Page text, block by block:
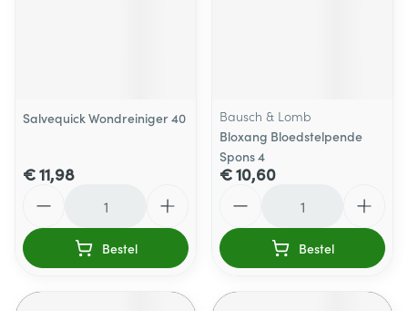
Salvequick Wondreiniger 40
€ 11,98
Bestel
Bausch & Lomb
Bloxang Bloedstelpende
Spons 4
€ 10,60
Bestel